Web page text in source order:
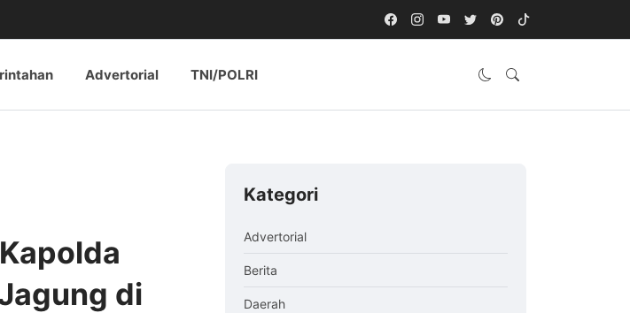
Advertorial TNI/POLRI
di
Kategori
Advertorial
Berita
Daerah